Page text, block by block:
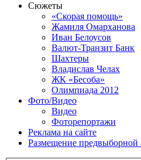
Сюжеты
«Скорая помощь»
Жамиля Омарханова
Иван Белоусов
Валют-Транзит Банк
Шахтеры
Владислав Челах
ЖК «Бесоба»
Олимпиада 2012
Фото/Видео
Видео
Фоторепортажи
Реклама на сайте
Размещение предвыборной